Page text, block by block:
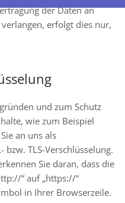
der Daten an
erfolgt dies nur,
und zum Schutz
wie zum Beispiel
an uns als
bzw. TLS-Verschlüsselung.
Sie daran, dass die
“ auf „https://“
in Ihrer Browserzeile.